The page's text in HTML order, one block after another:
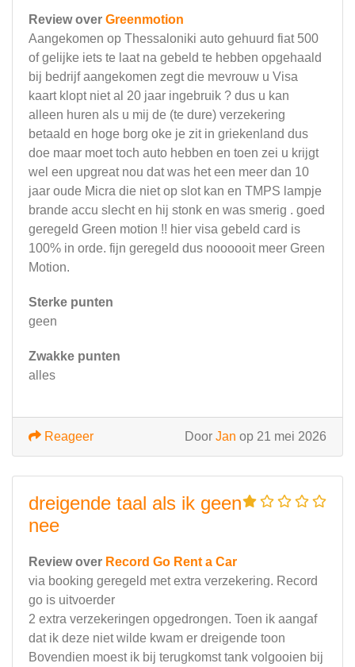
Review over Greenmotion
Aangekomen op Thessaloniki auto gehuurd fiat 500
of gelijke iets te laat na gebeld te hebben opgehaald
bij bedrijf aangekomen zegt die mevrouw u Visa
kaart klopt niet al 20 jaar ingebruik ? dus u kan
alleen huren als u mij de (te dure) verzekering
betaald en hoge borg oke je zit in griekenland dus
doe maar moet toch auto hebben en toen zei u krijgt
wel een upgreat nou dat was het een meer dan 10
jaar oude Micra die niet op slot kan en TMPS lampje
brande accu slecht en hij stonk en was smerig . goed
geregeld Green motion !! hier visa gebeld card is
100% in orde. fijn geregeld dus noooooit meer Green
Motion.
Sterke punten
geen
Zwakke punten
alles
Door Jan op 21 mei 2026
Reageer
dreigende taal als ik geen
nee
Review over Record Go Rent a Car
via booking geregeld met extra verzekering. Record
go is uitvoerder
2 extra verzekeringen opgedrongen. Toen ik aangaf
dat ik deze niet wilde kwam er dreigende toon
Bovendien moest ik bij terugkomst tank volgooien bij